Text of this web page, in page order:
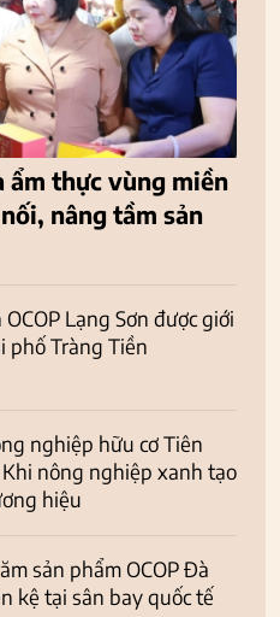
ẩm thực vùng miền
nâng tầm sản
Lạng Sơn được giới
phố Tràng Tiền
nghiệp hữu cơ Tiên
nông nghiệp xanh tạo
hiệu
sản phẩm OCOP Đà
kệ tại sân bay quốc tế